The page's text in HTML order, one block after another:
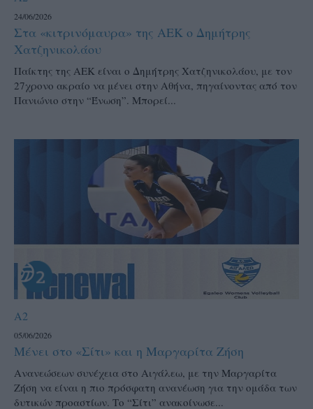
24/06/2026
Στα «κιτρινόμαυρα» της ΑΕΚ ο Δημήτρης
Χατζηνικολάου
Παίκτης της ΑΕΚ είναι ο Δημήτρης Χατζηνικολάου, με τον
27χρονο ακραίο να μένει στην Αθήνα, πηγαίνοντας από τον
Πανιώνιο στην “Ένωση”. Μπορεί...
A2
05/06/2026
Μένει στο «Σίτι» και η Μαργαρίτα Ζήση
Ανανεώσεων συνέχεια στο Αιγάλεω, με την Μαργαρίτα
Ζήση να είναι η πιο πρόσφατη ανανέωση για την ομάδα των
δυτικών προαστίων. Το “Σίτι” ανακοίνωσε...